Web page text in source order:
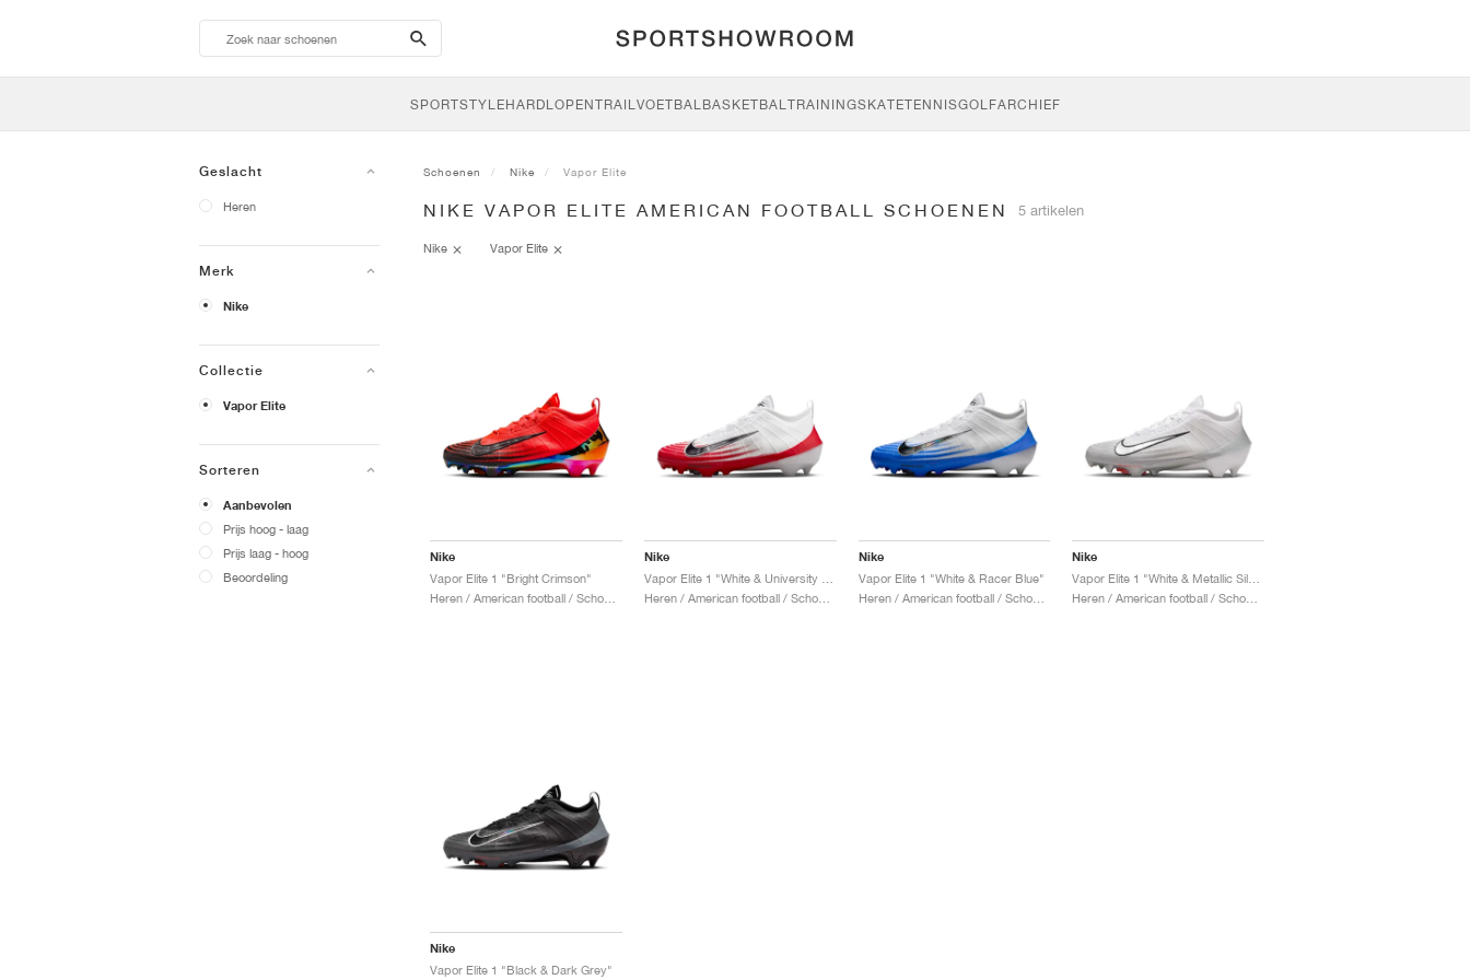
search-
btn
SPORTSTYLEHARDLOPENTRAILVOETBALBASKETBALTRAININGSKATETENNISGOLFARCHIEF
Geslacht
Heren
Merk
Nike
Collectie
Vapor Elite
Sorteren
Aanbevolen
Prijs hoog - laag
Prijs laag - hoog
Beoordeling
Schoenen Nike Vapor Elite
NIKE VAPOR ELITE AMERICAN FOOTBALL SCHOENEN 5 artikelen
Nike Vapor Elite
Nike
Vapor Elite 1 "Bright Crimson"
Nike
Heren / American football / Schoenen
Nike
Vapor Elite 1 "White & Racer Blue"
Heren / American football / Schoenen
Nike
Nike
Vapor Elite 1 "Black & Dark Grey"